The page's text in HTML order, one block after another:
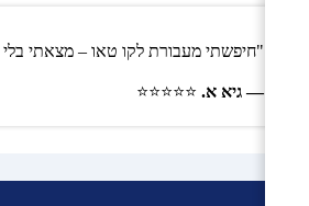
"חיפשתי מעבורת לקו טאו – מצאתי
— גיא א. ⭐⭐⭐⭐⭐